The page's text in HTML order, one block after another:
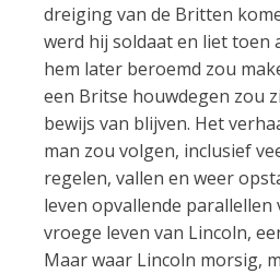
dreiging van de Britten
werd hij soldaat en liet toen
hem later beroemd zou
een Britse houwdegen zou
bewijs van blijven. Het
man zou volgen, inclusief
regelen, vallen en weer
leven opvallende
vroege leven van Lincoln,
Maar waar Lincoln morsig,